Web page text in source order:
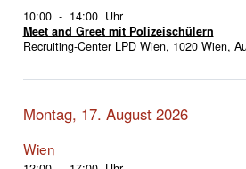
10:00 - 14:00 Uhr
Meet and Greet mit Polizeischülern
Recruiting-Center LPD Wien, 1020 Wien,
Montag, 17. August 2026
Wien